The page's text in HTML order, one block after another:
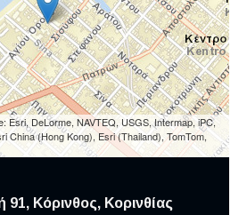
DeLorme, NAVTEQ, USGS, Intermap, iPC,
China (Hong Kong), Esri (Thailand), TomTom,
Κόρινθος, Κορινθίας